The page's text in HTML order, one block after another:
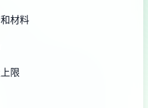
材料
限